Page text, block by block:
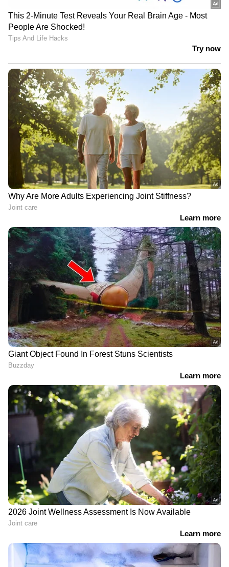
ഭര്‍ത്താവ് സ്ഥലത്തില്ലാത്തപ്പോള്‍ ഭാര്യയും
ഭര്‍തൃസഹോദരനും ക്ഷേത്രത്തില്‍ വച്ച്
വിവാഹിതരായി